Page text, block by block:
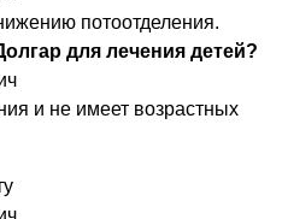
потоотделения.
для лечения детей?
и не имеет возрастных